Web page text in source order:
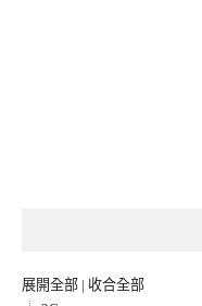
展開全部 | 收合全部